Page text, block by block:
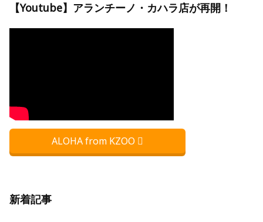
【Youtube】アランチーノ・カハラ店が再開！
ALOHA from KZOO
新着記事